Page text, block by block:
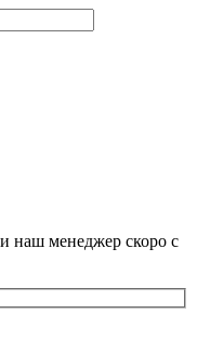
наш менеджер скоро с